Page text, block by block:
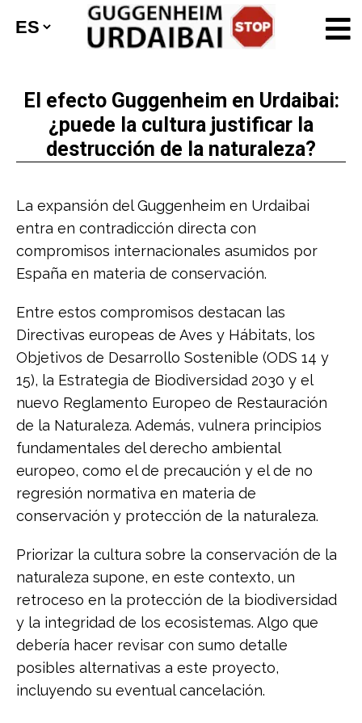
El efecto Guggenheim en Urdaibai:
¿puede la cultura justificar la
destrucción de la naturaleza?
La expansión del Guggenheim en Urdaibai
entra en contradicción directa con
compromisos internacionales asumidos por
España en materia de conservación.
Entre estos compromisos destacan las
Directivas europeas de Aves y Hábitats, los
Objetivos de Desarrollo Sostenible (ODS 14 y
15), la Estrategia de Biodiversidad 2030 y el
nuevo Reglamento Europeo de Restauración
de la Naturaleza. Además, vulnera principios
fundamentales del derecho ambiental
europeo, como el de precaución y el de no
regresión normativa en materia de
conservación y protección de la naturaleza.
Priorizar la cultura sobre la conservación de la
naturaleza supone, en este contexto, un
retroceso en la protección de la biodiversidad
y la integridad de los ecosistemas. Algo que
debería hacer revisar con sumo detalle
posibles alternativas a este proyecto,
incluyendo su eventual cancelación.